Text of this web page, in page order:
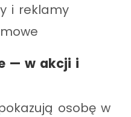
i reklamy
— w akcji i
osobę w